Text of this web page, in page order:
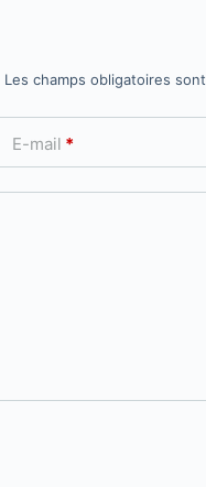
Les champs obligatoires
E-mail *